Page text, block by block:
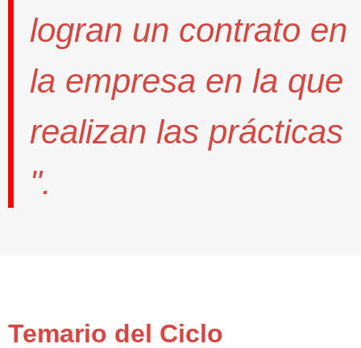
logran un contrato en
la empresa en la que
realizan las prácticas
".
Temario del Ciclo